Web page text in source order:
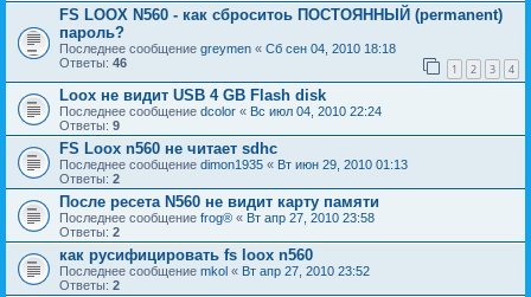
FS LOOX N560 - как сброситоь ПОСТОЯННЫЙ (permanent)
пароль?
Последнее сообщение greymen « Сб сен 04, 2010 18:18
Ответы: 46 1 2 3 4
Loox не видит USB 4 GB Flash disk
Последнее сообщение dcolor « Вс июл 04, 2010 22:24
Ответы: 9
FS Loox n560 не читает sdhc
Последнее сообщение dimon1935 « Вт июн 29, 2010 01:13
Ответы: 2
После ресета N560 не видит карту памяти
Последнее сообщение frog® « Вт апр 27, 2010 23:58
Ответы: 2
как русифицировать fs loox n560
Последнее сообщение mkol « Вт апр 27, 2010 23:52
Ответы: 2